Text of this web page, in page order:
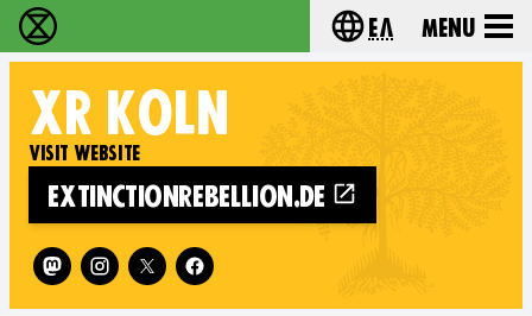
Extinction Rebellion - Home Choose your
Ελ Menu
XR KÖLN
VISIT WEBSITE
EXTINCTIONREBELLION.DE
Follow XR Köln on